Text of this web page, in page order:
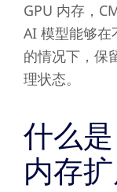
GPU 内存，
AI 模型能够在
的情况下，保
理状态。
什么
内存